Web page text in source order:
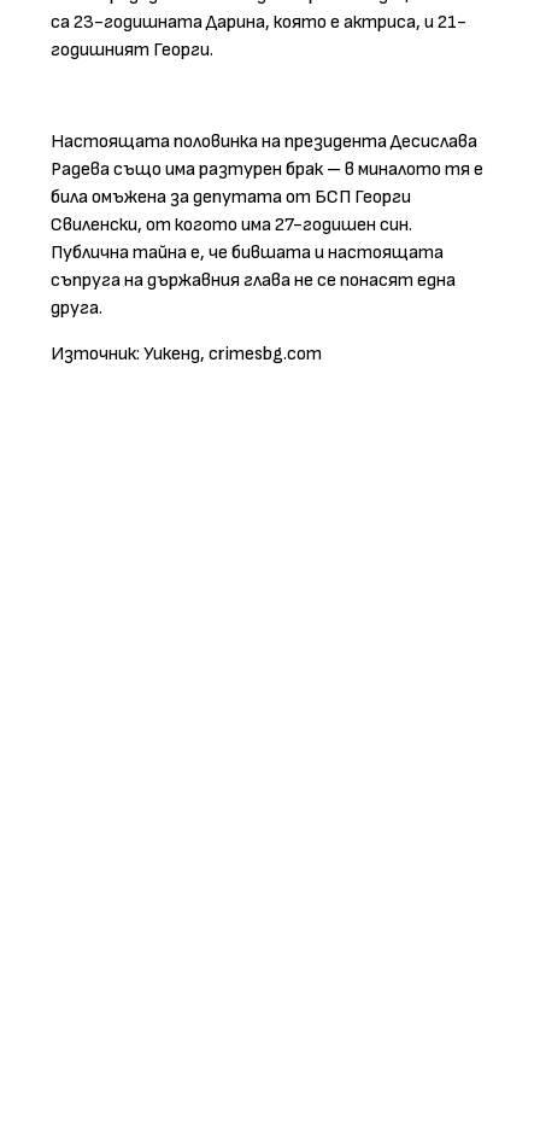
са 23-годишната Дарина, която е актриса, и 21-
годишният Георги.
Настоящата половинка на президента Десислава
Радева също има разтурен брак – в миналото тя е
била омъжена за депутата от БСП Георги
Свиленски, от когото има 27-годишен син.
Публична тайна е, че бившата и настоящата
съпруга на държавния глава не се понасят една
друга.
Източник: Уикенд, crimesbg.com